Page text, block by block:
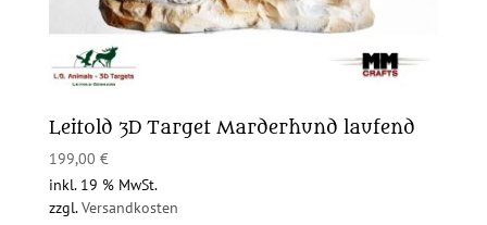
Leitold 3D Target Marderhund laufend
199,00 €
inkl. 19 % MwSt.
zzgl.Versandkosten